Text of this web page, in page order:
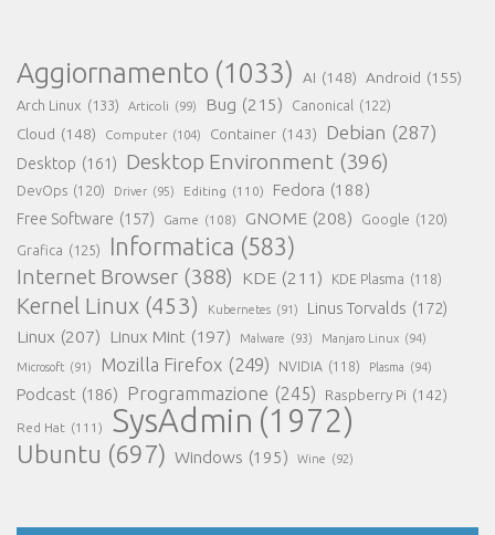
Aggiornamento (1033) AI (148) Android (155)
Arch Linux (133) Articoli (99) Bug (215) Canonical (122)
Cloud (148) Computer (104) Container (143) Debian (287)
Desktop (161) Desktop Environment (396)
DevOps (120) Driver (95) Editing (110) Fedora (188)
Free Software (157) Game (108) GNOME (208) Google (120)
Grafica (125) Informatica (583)
Internet Browser (388) KDE (211) KDE Plasma (118)
Kernel Linux (453) Kubernetes (91) Linus Torvalds (172)
Linux (207) Linux Mint (197) Malware (93) Manjaro Linux (94)
Microsoft (91) Mozilla Firefox (249) NVIDIA (118) Plasma (94)
Podcast (186) Programmazione (245) Raspberry Pi (142)
Red Hat (111) SysAdmin (1972)
Ubuntu (697) Windows (195) Wine (92)